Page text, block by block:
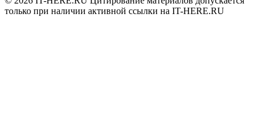
только при наличии активной ссылки на IT-HERE.RU